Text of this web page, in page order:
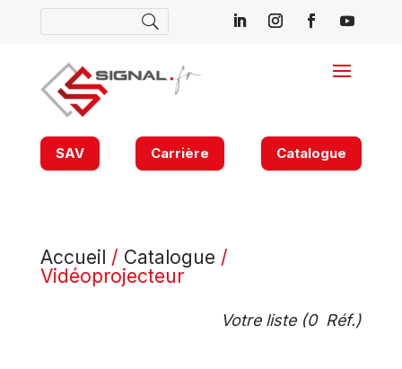
SAV Carrière Catalogue
Accueil / Catalogue /
Vidéoprojecteur
Votre liste (0 Réf.)